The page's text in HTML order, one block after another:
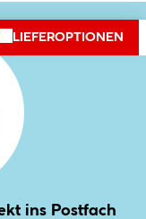
LIEFEROPTIONEN
ins Postfach